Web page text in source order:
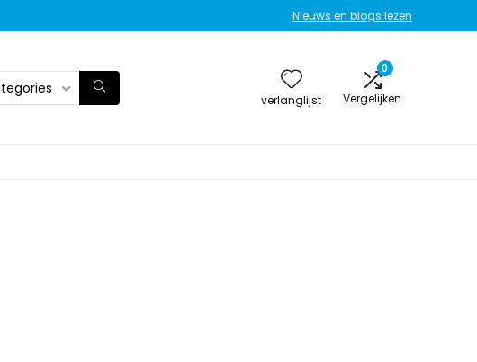
Nieuws en blogs lezen
verlanglijst
0
Vergelijken